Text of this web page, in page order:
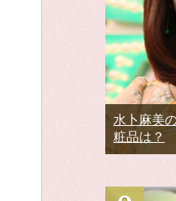
水卜麻美
粧品は？